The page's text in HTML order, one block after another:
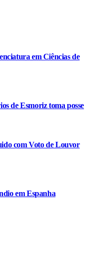
em Ciências de
de Esmoriz toma posse
com Voto de Louvor
em Espanha